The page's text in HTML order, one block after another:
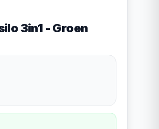
3in1 - Groen